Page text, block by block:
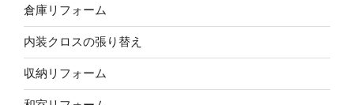
倉庫リフォーム
内装クロスの張り替え
収納リフォーム